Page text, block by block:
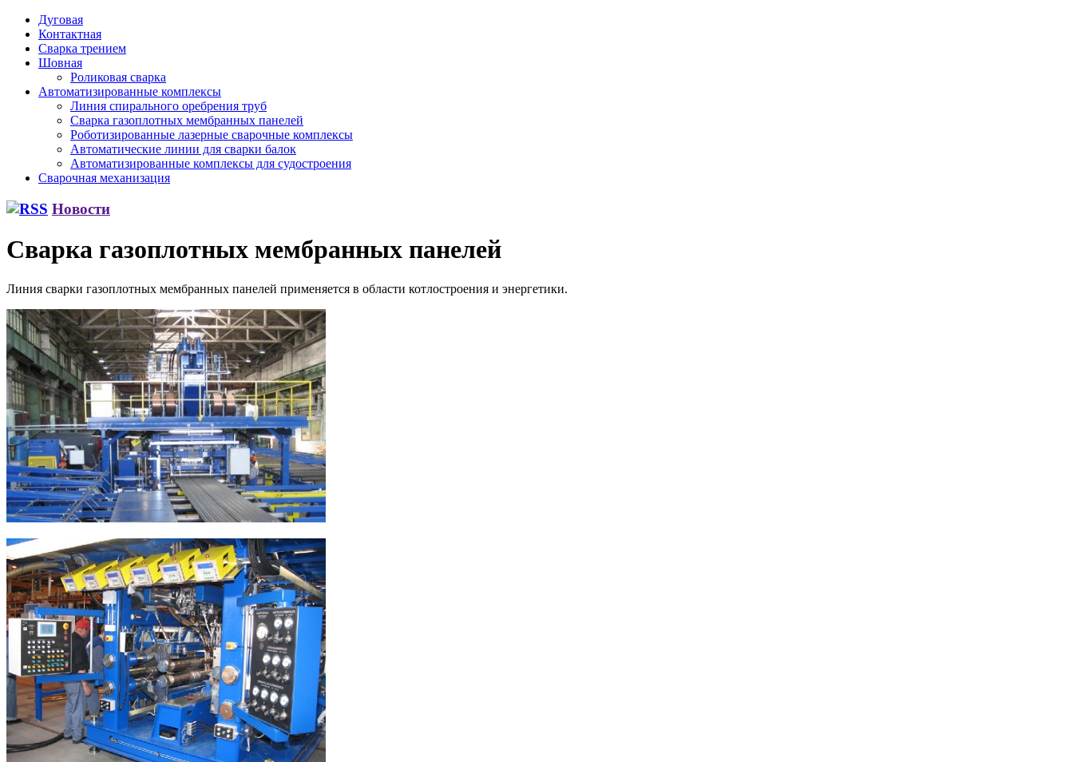
Дуговая
Контактная
Сварка трением
Шовная
Роликовая сварка
Автоматизированные комплексы
Линия спирального оребрения труб
Сварка газоплотных мембранных панелей
Роботизированные лазерные сварочные комплексы
Автоматические линии для сварки балок
Автоматизированные комплексы для судостроения
Сварочная механизация
Новости
Сварка газоплотных мембранных панелей
Линия сварки газоплотных мембранных панелей применяется в области котлостроения и энергетики.